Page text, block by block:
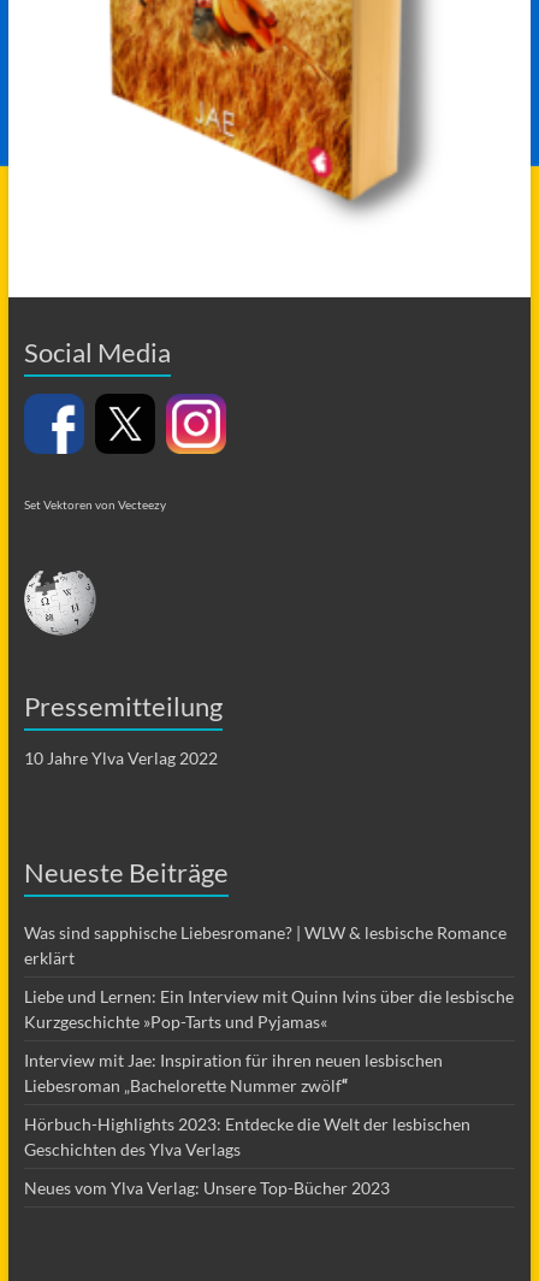
Social Media
Set Vektoren von Vecteezy
Pressemitteilung
10 Jahre Ylva Verlag 2022
Neueste Beiträge
Was sind sapphische Liebesromane? | WLW & lesbische Romance
erklärt
Liebe und Lernen: Ein Interview mit Quinn Ivins über die lesbische
Kurzgeschichte »Pop-Tarts und Pyjamas«
Interview mit Jae: Inspiration für ihren neuen lesbischen
Liebesroman „Bachelorette Nummer zwölf“
Hörbuch-Highlights 2023: Entdecke die Welt der lesbischen
Geschichten des Ylva Verlags
Neues vom Ylva Verlag: Unsere Top-Bücher 2023